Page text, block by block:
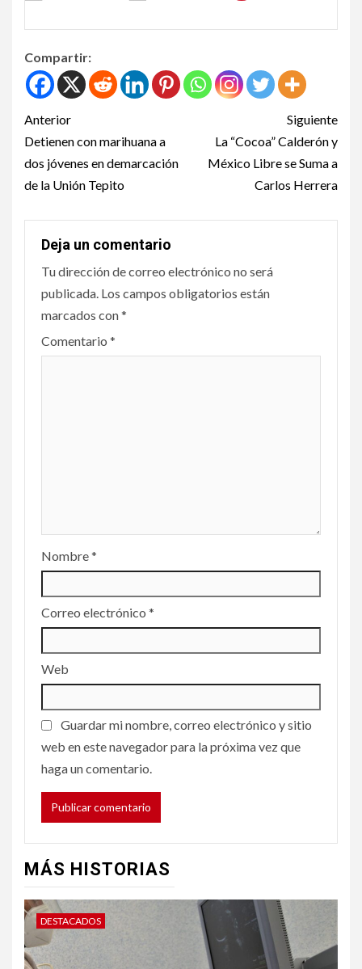
Compartir:
Anterior
Detienen con marihuana a
dos jóvenes en demarcación
de la Unión Tepito
Siguiente
La “Cocoa” Calderón y
México Libre se Suma a
Carlos Herrera
Deja un comentario
Tu dirección de correo electrónico no será
publicada. Los campos obligatorios están
marcados con*
Comentario *
Nombre*
Correo electrónico *
Web
Guardar mi nombre, correo electrónico y sitio
web en este navegador para la próxima vez que
haga un comentario.
MÁS HISTORIAS
DESTACADOS